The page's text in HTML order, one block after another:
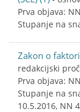
Prva objava:
Stupanje na
Zakon o
redakcijski
Prva objava:
Stupanje na
10.5.2016, NN